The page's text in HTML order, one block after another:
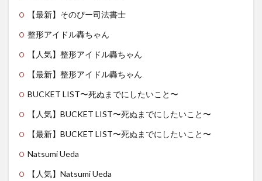
【最新】そのぴー司法書士
整形アイドル轟ちゃん
【人気】整形アイドル轟ちゃん
【最新】整形アイドル轟ちゃん
BUCKET LIST〜死ぬまでにしたいこと〜
【人気】BUCKET LIST〜死ぬまでにしたいこと〜
【最新】BUCKET LIST〜死ぬまでにしたいこと〜
Natsumi Ueda
【人気】Natsumi Ueda